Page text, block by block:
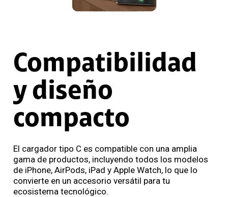
Compatibilidad
y diseño
compacto
El cargador tipo C es compatible con una amplia
gama de productos, incluyendo todos los modelos
de iPhone, AirPods, iPad y Apple Watch, lo que lo
convierte en un accesorio versátil para tu
ecosistema tecnológico.